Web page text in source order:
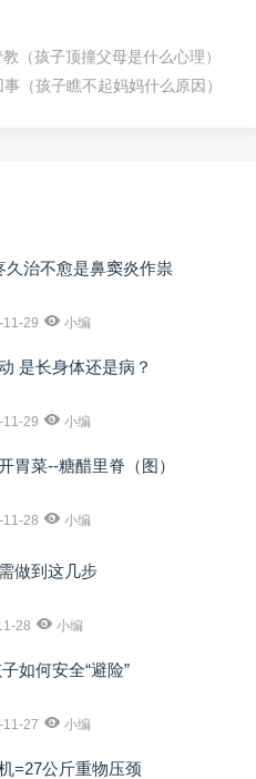
（孩子顶撞父母是什么心理）
（孩子瞧不起妈妈什么原因）
久治不愈是鼻窦炎作祟
11-29 小编
是长身体还是病？
11-29 小编
胃菜--糖醋里脊（图）
11-28 小编
做到这几步
28 小编
如何安全“避险”
11-27 小编
=27公斤重物压颈